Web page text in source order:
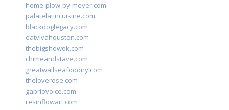
home-plow-by-meyer.com
palatelatincuisine.com
blackdoglegacy.com
eatvivahouston.com
thebigshowok.com
chimeandstave.com
greatwallseafoodny.com
theloverose.com
gabriovoice.com
resinflowart.com